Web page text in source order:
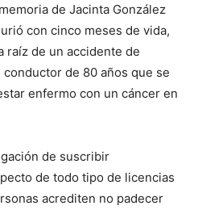
de Jacinta González
con cinco meses de vida,
raíz de un accidente de
de 80 años que se
enfermo con un cáncer en
de suscribir
de todo tipo de licencias
acrediten no padecer